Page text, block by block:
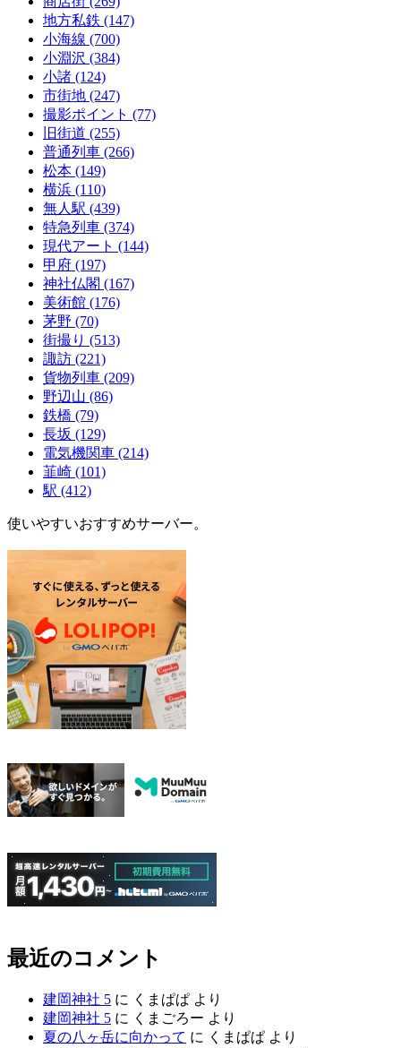
地方私鉄 (147)
小海線 (700)
小淵沢 (384)
小諸 (124)
市街地 (247)
撮影ポイント (77)
旧街道 (255)
普通列車 (266)
松本 (149)
横浜 (110)
無人駅 (439)
特急列車 (374)
現代アート (144)
甲府 (197)
神社仏閣 (167)
美術館 (176)
茅野 (70)
街撮り (513)
諏訪 (221)
貨物列車 (209)
野辺山 (86)
鉄橋 (79)
長坂 (129)
電気機関車 (214)
韮崎 (101)
駅 (412)
使いやすいおすすめサーバー。
最近のコメント
建岡神社 5 に くまぱぱ より
建岡神社 5 に くまごろー より
夏の八ヶ岳に向かって に くまぱぱ より